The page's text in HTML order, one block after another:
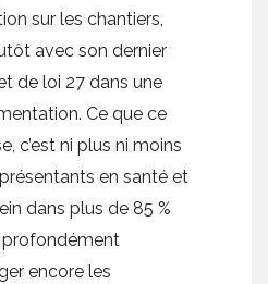
sur les chantiers,
avec son dernier
de loi 27 dans une
Ce que ce
c’est ni plus ni moins
en santé et
dans plus de 85 %
profondément
encore les